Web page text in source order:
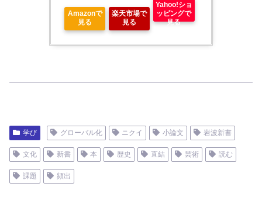
Amazonで
見る
楽天市場で
見る
Yahoo!ショ
ッピングで
見る
学び グローバル化 ニクイ 小論文 岩波新書
文化 新書 本 歴史 直結 芸術 読む
課題 頻出